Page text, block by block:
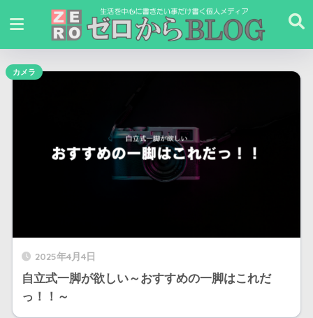
2025年4月4日
自立式一脚が欲しい～おすすめの一脚はこれだ
っ！！～
カメラ